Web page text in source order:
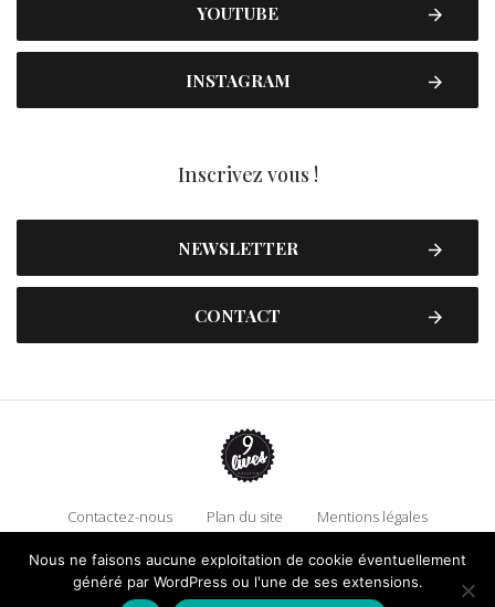
YOUTUBE
INSTAGRAM
Inscrivez vous !
NEWSLETTER
CONTACT
Contactez-nous Plan du site
Mentions légales
Politique de confidentialité
Adhérez à 9 Lives
Faire un don !
Nous ne faisons aucune exploitation de cookie éventuellement
généré par WordPress ou l'une de ses extensions.